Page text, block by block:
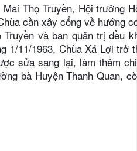
Thọ Truyền, Hội trưởng
cần xây cổng về hướng
và ban quản trị đều
1/11/1963, Chùa Xá Lợi trở
sửa sang lại, làm thêm
bà Huyện Thanh Quan,